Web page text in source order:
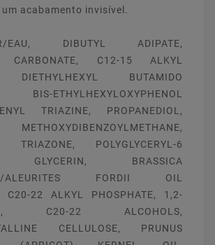
um acabamento invisível.
EAU, DIBUTYL ADIPATE,
CARBONATE, C12-15 ALKYL
DIETHYLHEXYL BUTAMIDO
ETHYLHEXYLOXYPHENOL
TRIAZINE, PROPANEDIOL,
TRIAZONE, POLYGLYCERYL-6
GLYCERIN, BRASSICA
ALEURITES FORDII OIL
C20-22 ALKYL PHOSPHATE, 1,2-
C20-22 ALCOHOLS,
CELLULOSE, PRUNUS